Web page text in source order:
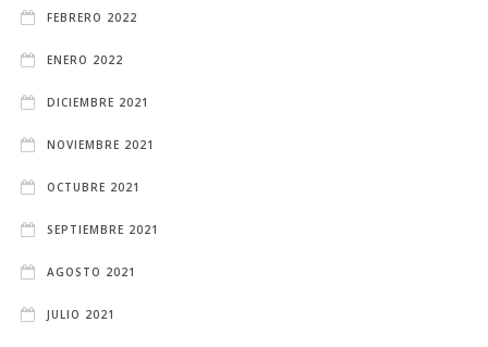
FEBRERO 2022
ENERO 2022
DICIEMBRE 2021
NOVIEMBRE 2021
OCTUBRE 2021
SEPTIEMBRE 2021
AGOSTO 2021
JULIO 2021